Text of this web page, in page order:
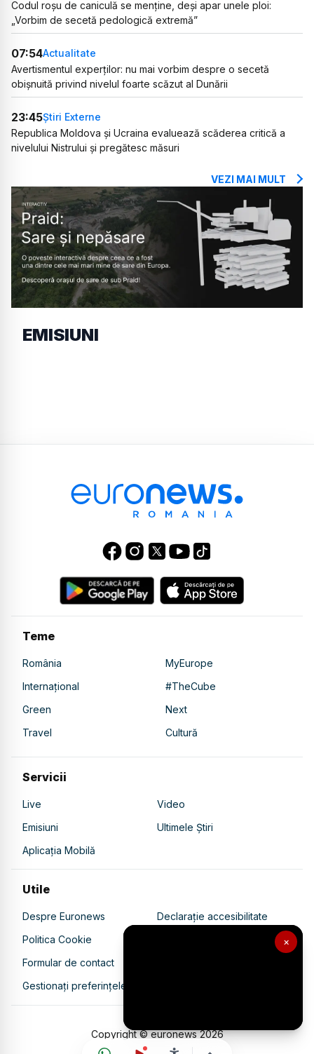
×
Codul roșu de caniculă se menține, deși apar unele ploi:
„Vorbim de secetă pedologică extremă”
07:54Actualitate
Avertismentul experților: nu mai vorbim despre o secetă
obișnuită privind nivelul foarte scăzut al Dunării
23:45Știri Externe
Republica Moldova și Ucraina evaluează scăderea critică a
nivelului Nistrului și pregătesc măsuri
VEZI MAI MULT
EMISIUNI
Teme
România
MyEurope
Internațional
#TheCube
Green
Next
Travel
Cultură
Servicii
Live
Video
Emisiuni
Ultimele Știri
Aplicația Mobilă
Utile
Despre Euronews
Declarație accesibilitate
Politica Cookie
Politica de confidențialitate
Formular de contact
Gestionați preferințele
Copyright © euronews2026